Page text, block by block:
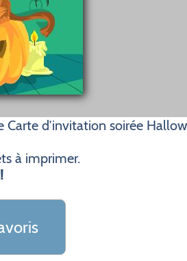
d’invitation soirée
à imprimer.